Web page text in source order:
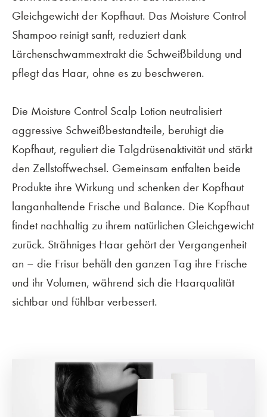
Gleichgewicht der Kopfhaut. Das Moisture Control
Shampoo reinigt sanft, reduziert dank
Lärchenschwammextrakt die Schweißbildung und
pflegt das Haar, ohne es zu beschweren.
Die Moisture Control Scalp Lotion neutralisiert
aggressive Schweißbestandteile, beruhigt die
Kopfhaut, reguliert die Talgdrüsenaktivität und stärkt
den Zellstoffwechsel. Gemeinsam entfalten beide
Produkte ihre Wirkung und schenken der Kopfhaut
langanhaltende Frische und Balance. Die Kopfhaut
findet nachhaltig zu ihrem natürlichen Gleichgewicht
zurück. Strähniges Haar gehört der Vergangenheit
an – die Frisur behält den ganzen Tag ihre Frische
und ihr Volumen, während sich die Haarqualität
sichtbar und fühlbar verbessert.